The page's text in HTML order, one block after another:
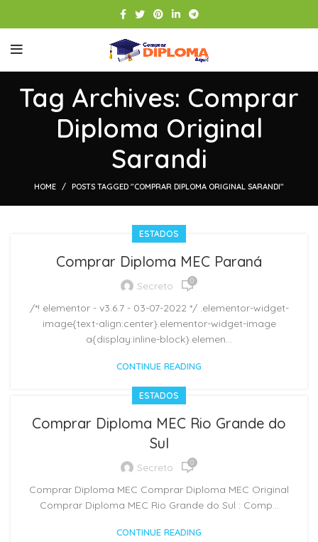
Tag Archives: Comprar
Diploma Original
Sarandi
HOME POSTS TAGGED "COMPRAR DIPLOMA ORIGINAL SARANDI"
ESTADOS
Comprar Diploma MEC Paraná
Secreto 0
/*! elementor - v3.6.7 - 03-07-2022 */ .elementor-widget-
image{text-align:center}.elementor-widget-image
a{display:inline-block}.elemen...
CONTINUE READING
ESTADOS
Comprar Diploma MEC Rio Grande do
Sul
Secreto 0
Comprar Diploma MEC Comprar Diploma MEC Original
Comprar Diploma MEC Rio Grande do Sul : Comp...
CONTINUE READING